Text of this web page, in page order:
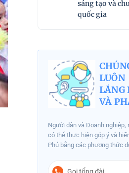
sáng tạo và
quốc gia
LUÔN
LẮNG
VÀ
Người dân và Doanh nghiệp,
có thể thực hiện góp ý và
Phủ bằng các phương thức